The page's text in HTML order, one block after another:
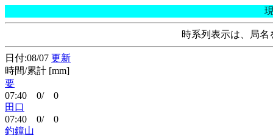
時系列表示は、局
日付:08/07 更新
時間/累計 [mm]
要
07:40 0/ 0
田口
07:40 0/ 0
釣鐘山